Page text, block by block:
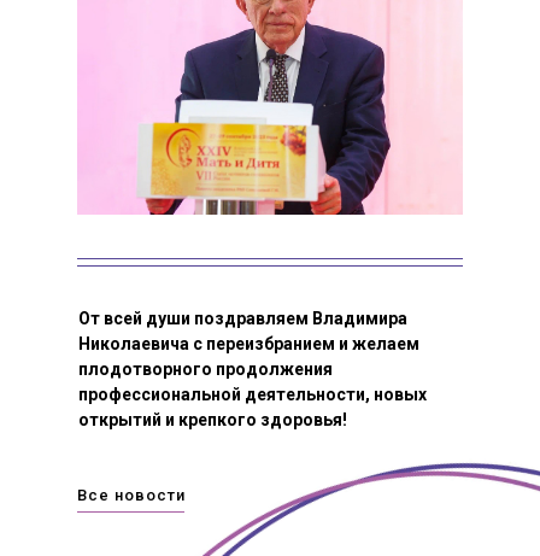
Основные работы В.Н. Серова
посвящены акушерским
кровотечениям, перитониту и сепсису,
критическим состояниям и интенсивной
проблемам гинекологической
эндокринологии, организации
здравоохранения в области охраны
От всей души поздравляем Владимира
Николаевича с переизбранием и желаем
плодотворного продолжения
профессиональной деятельности, новых
открытий и крепкого здоровья!
Все новости